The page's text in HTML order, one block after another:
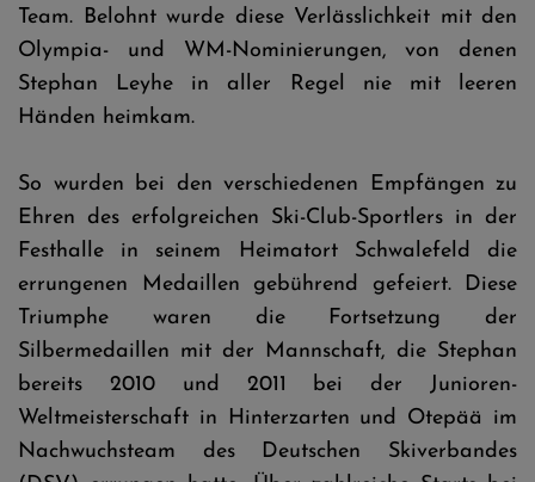
Team. Belohnt wurde diese Verlässlichkeit mit den
Olympia- und WM-Nominierungen, von denen
Stephan Leyhe in aller Regel nie mit leeren
Händen heimkam.
So wurden bei den verschiedenen Empfängen zu
Ehren des erfolgreichen Ski-Club-Sportlers in der
Festhalle in seinem Heimatort Schwalefeld die
errungenen Medaillen gebührend gefeiert. Diese
Triumphe waren die Fortsetzung der
Silbermedaillen mit der Mannschaft, die Stephan
bereits 2010 und 2011 bei der Junioren-
Weltmeisterschaft in Hinterzarten und Otepää im
Nachwuchsteam des Deutschen Skiverbandes